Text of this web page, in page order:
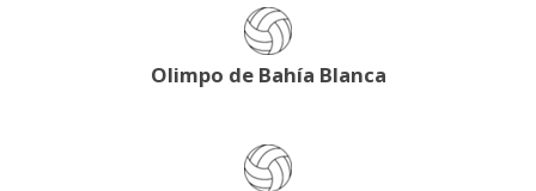
Olimpo de Bahía Blanca